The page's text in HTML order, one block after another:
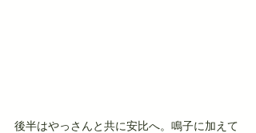
後半はやっさんと共に安比へ。鳴子に加えて